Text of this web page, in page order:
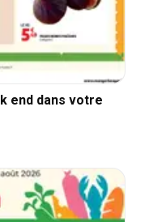
end dans votre